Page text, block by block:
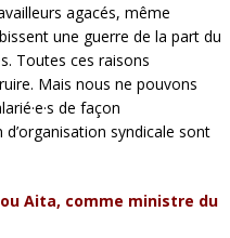
agacés, même
une guerre de la part du
Toutes ces raisons
Mais nous ne pouvons
de façon
syndicale sont
Aita, comme ministre du